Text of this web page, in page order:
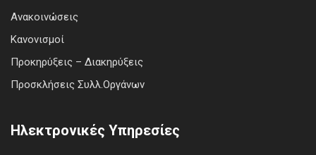
Ανακοινώσεις
Κανονισμοί
Προκηρύξεις – Διακηρύξεις
Προσκλήσεις Συλλ.Οργάνων
Ηλεκτρονικές Υπηρεσίες